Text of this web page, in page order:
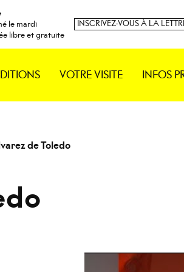
le mardi
libre et gratuite
INSCRIVEZ-VOUS À LA
VOTRE VISITE INFOS
de Toledo